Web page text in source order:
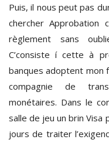
Puis, il nous peut pas
chercher Approbation
règlement sans
C’consiste í cette à
banques adoptent mon
compagnie de
monétaires. Dans le
salle de jeu un brin Visa
jours de traiter